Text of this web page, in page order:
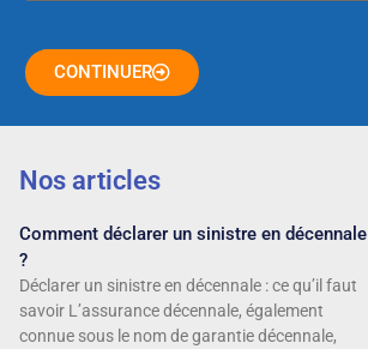
CONTINUER
Nos articles
Comment déclarer un sinistre en décennale
?
Déclarer un sinistre en décennale : ce qu’il faut
savoir L’assurance décennale, également
connue sous le nom de garantie décennale,